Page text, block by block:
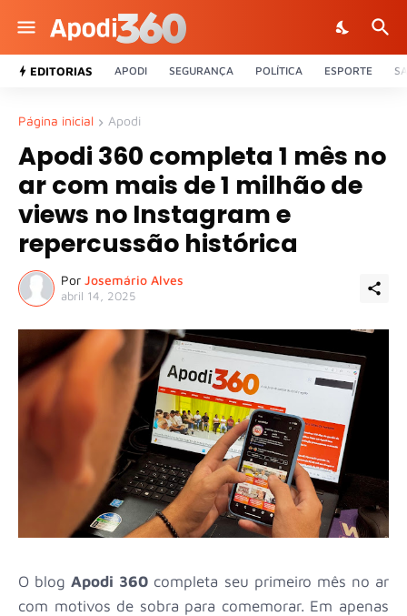
EDITORIAS APODI SEGURANÇA POLÍTICA ESPORTE
Página inicial Apodi
Apodi 360 completa 1 mês no
ar com mais de 1 milhão de
views no Instagram e
repercussão histórica
Por Josemário Alves
abril 14, 2025
O blogApodi 360 completa seu primeiro mês no ar
com motivos de sobra para comemorar. Em apenas